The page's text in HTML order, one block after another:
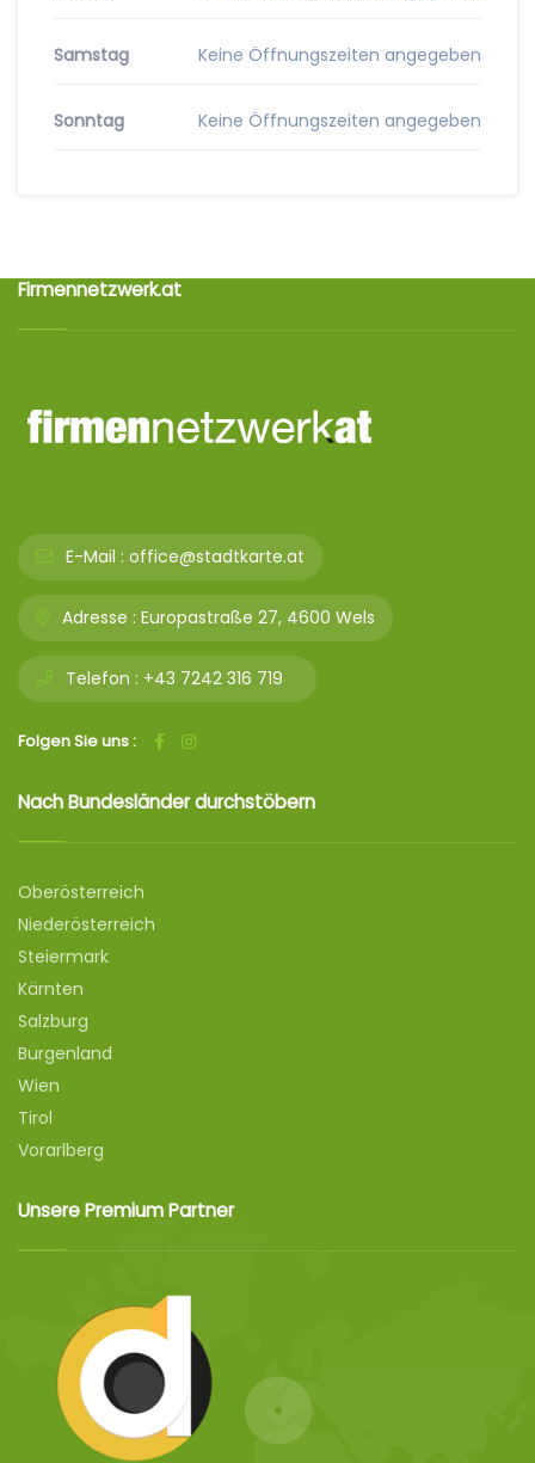
Samstag Keine Öffnungszeiten angegeben
Sonntag Keine Öffnungszeiten angegeben
Firmennetzwerk.at
E-Mail : office@stadtkarte.at
Adresse : Europastraße 27, 4600 Wels
Telefon : +43 7242 316 719
Folgen Sie uns :
Nach Bundesländer durchstöbern
Oberösterreich
Niederösterreich
Steiermark
Kärnten
Salzburg
Burgenland
Wien
Tirol
Vorarlberg
Unsere Premium Partner